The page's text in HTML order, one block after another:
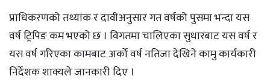
प्राधिकरणको तथ्यांक र दावीअनुसार गत वर्षको पुसमा भन्दा यस
वर्ष ट्रिपिङ कम भएको छ । विगतमा चालिएका सुधारबाट यस वर्ष र
यस वर्ष गरिएका कामबाट अर्को वर्ष नतिजा देखिने कामु कार्यकारी
निर्देशक शाक्यले जानकारी दिए ।